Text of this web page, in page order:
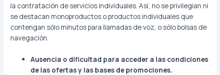
la contratación de servicios individuales. Así, no se privilegian ni
se destacan monoproductos o productos individuales que
contengan sólo minutos para llamadas de voz, o sólo bolsas de
navegación.
Ausencia o dificultad para acceder a las condiciones
de las ofertas y las bases de promociones.